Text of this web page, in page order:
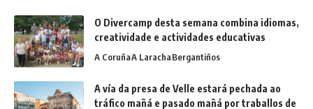
O Divercamp desta semana combina idiomas,
creatividade e actividades educativas
A CoruñaA LarachaBergantiños
A vía da presa de Velle estará pechada ao
tráfico mañá e pasado mañá por traballos de